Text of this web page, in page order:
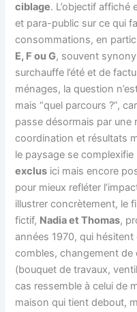
ciblage. L’objectif affiché
et para-public sur ce qui
consommations, en
E, F ou G, souvent
surchauffe l’été et de
ménages, la question
mais “quel parcours ?”,
passe désormais par une
coordination et résultats
le paysage se complexifie
exclus ici mais encore
pour mieux refléter
illustrer concrètement, le
fictif, Nadia et Thomas,
années 1970, qui
combles, changement de
(bouquet de travaux,
cas ressemble à celui de
maison qui tient debout,